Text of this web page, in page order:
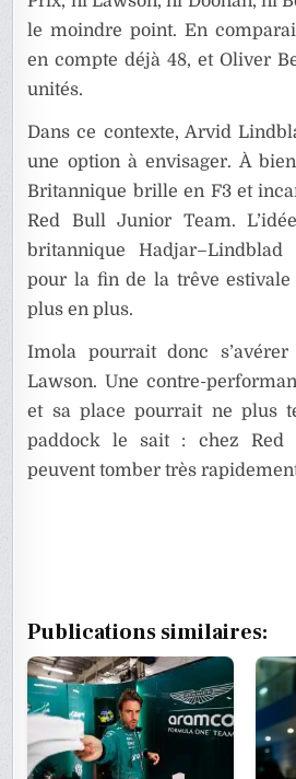
le moindre point. En
en compte déjà 48, et Oliver
unités.
Dans ce contexte, Arvid
une option à envisager. À
Britannique brille en F3 et
Red Bull Junior Team.
britannique
pour la fin de la trêve
plus en plus.
Imola pourrait donc
Lawson. Une contre-
et sa place pourrait ne plus
paddock le sait : chez Red
peuvent tomber très
Publications similaires: